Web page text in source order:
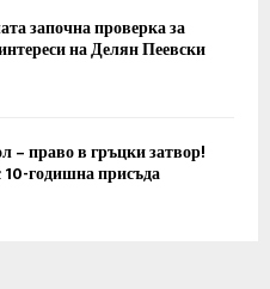
започна проверка за
на Делян Пеевски
– право в гръцки затвор!
годишна присъда